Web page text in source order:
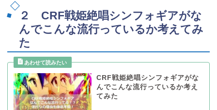
２ CRF戦姫絶唱シンフォギアがな
んでこんな流行っているか考えてみ
た
CRF戦姫絶唱シンフォギアがな
んでこんな流行っているか考え
てみた